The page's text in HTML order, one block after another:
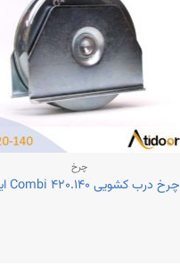
چرخ
چرخ درب کشویی Combi ۴۲۰.۱۴۰ ایتالیا